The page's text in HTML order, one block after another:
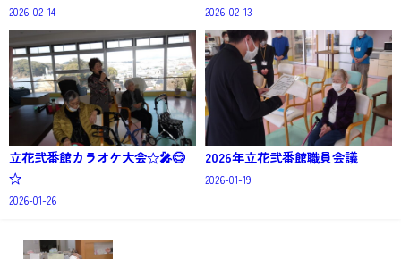
2026-02-14 2026-02-13
立花弐番館カラオケ大会☆🎤😊
☆
2026-01-26
2026年立花弐番館職員会議
2026-01-19